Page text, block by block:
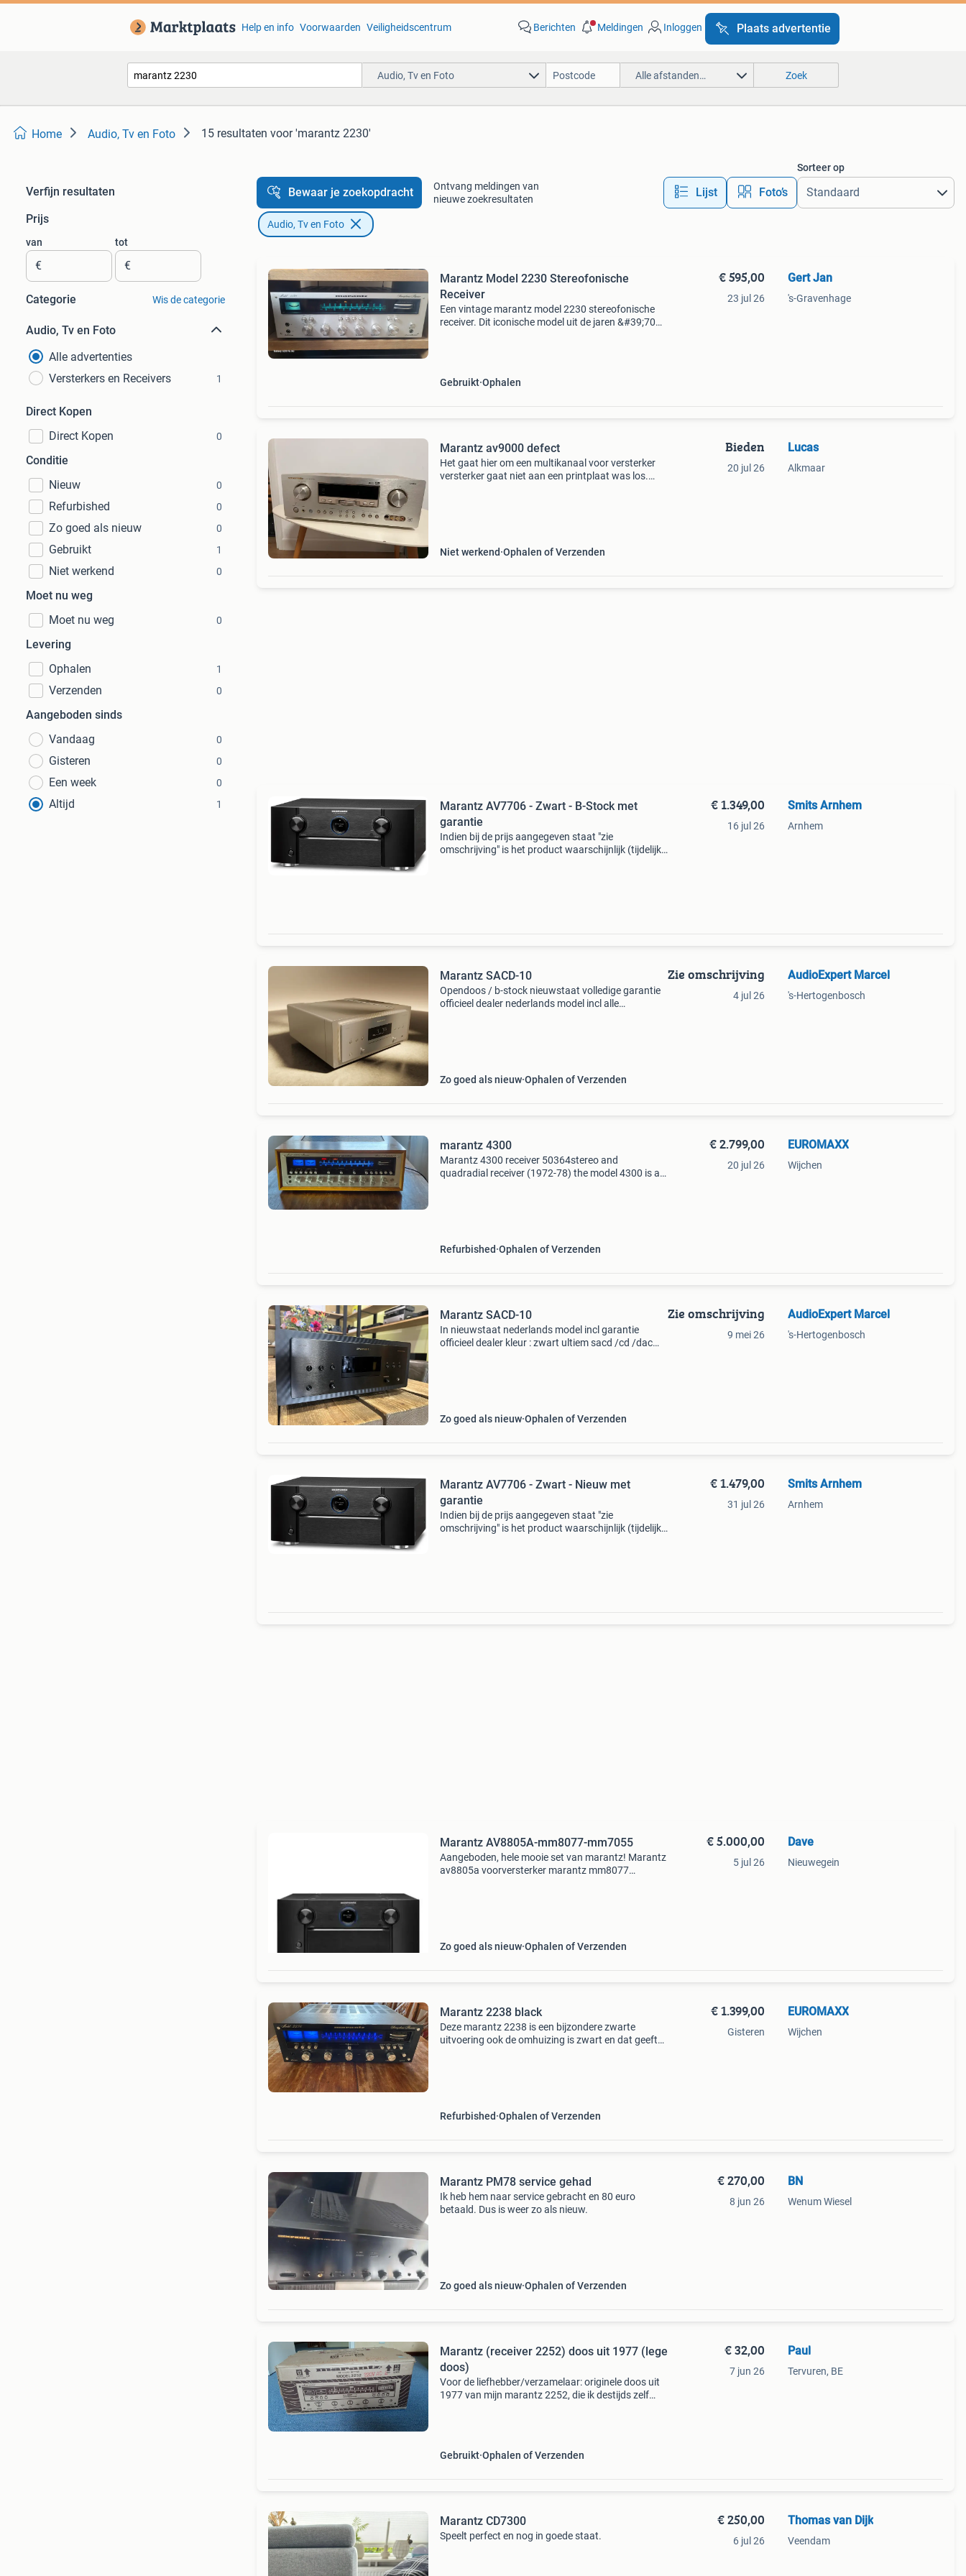
Help en info Voorwaarden Veiligheidscentrum Berichten Meldingen Inloggen Plaats advertentie
Audio, Tv en Foto Alle afstanden… Zoek
Home Audio, Tv en Foto 15 resultaten voor 'marantz 2230'
Verfijn resultaten
Prijs
van
€
tot
€
Categorie Wis de categorie
Audio, Tv en Foto
Alle advertenties
Versterkers en Receivers
1
Direct Kopen
Direct Kopen
0
Conditie
Nieuw
0
Refurbished 0
Zo goed als nieuw 0
Gebruikt 1
Niet werkend 0
Moet nu weg
Moet nu weg
0
Levering
Ophalen
1
Verzenden 0
Aangeboden sinds
Vandaag
0
Gisteren 0
Een week 0
Altijd 1
Bewaar je zoekopdracht
Ontvang meldingen van
nieuwe zoekresultaten
Lijst Foto’s
Sorteer op
Audio, Tv en Foto
Marantz Model 2230 Stereofonische
Receiver
Een vintage marantz model 2230 stereofonische
receiver. Dit iconische model uit de jaren &#39;70
Gebruikt Ophalen
€ 595,00
23 jul 26
Gert Jan
's-Gravenhage
Marantz av9000 defect
Het gaat hier om een multikanaal voor versterker
versterker gaat niet aan een printplaat was los.
Niet werkend Ophalen of Verzenden
Bieden
20 jul 26
Lucas
Alkmaar
Marantz AV7706 - Zwart - B-Stock met
garantie
Indien bij de prijs aangegeven staat "zie
omschrijving" is het product waarschijnlijk (tijdelijk)
€ 1.349,00
16 jul 26
Smits Arnhem
Arnhem
Marantz SACD-10
Opendoos / b-stock nieuwstaat volledige garantie
officieel dealer nederlands model incl alle
Zo goed als nieuw Ophalen of Verzenden
Zie omschrijving
4 jul 26
AudioExpert Marcel
's-Hertogenbosch
marantz 4300
Marantz 4300 receiver 50364stereo and
quadradial receiver (1972-78) the model 4300 is a
Refurbished Ophalen of Verzenden
€ 2.799,00
20 jul 26
EUROMAXX
Wijchen
Marantz SACD-10
In nieuwstaat nederlands model incl garantie
officieel dealer kleur : zwart ultiem sacd /cd /dac
Zo goed als nieuw Ophalen of Verzenden
Zie omschrijving
9 mei 26
AudioExpert Marcel
's-Hertogenbosch
Marantz AV7706 - Zwart - Nieuw met
garantie
Indien bij de prijs aangegeven staat "zie
omschrijving" is het product waarschijnlijk (tijdelijk)
€ 1.479,00
31 jul 26
Smits Arnhem
Arnhem
Marantz AV8805A-mm8077-mm7055
Aangeboden, hele mooie set van marantz! Marantz
av8805a voorversterker marantz mm8077
Zo goed als nieuw Ophalen of Verzenden
€ 5.000,00
5 jul 26
Dave
Nieuwegein
Marantz 2238 black
Deze marantz 2238 is een bijzondere zwarte
uitvoering ook de omhuizing is zwart en dat geeft
Refurbished Ophalen of Verzenden
€ 1.399,00
Gisteren
EUROMAXX
Wijchen
Marantz PM78 service gehad
Ik heb hem naar service gebracht en 80 euro
betaald. Dus is weer zo als nieuw.
Zo goed als nieuw Ophalen of Verzenden
€ 270,00
8 jun 26
BN
Wenum Wiesel
Marantz (receiver 2252) doos uit 1977 (lege
doos)
Voor de liefhebber/verzamelaar: originele doos uit
1977 van mijn marantz 2252, die ik destijds zelf
Gebruikt Ophalen of Verzenden
€ 32,00
7 jun 26
Paul
Tervuren, BE
Marantz CD7300
Speelt perfect en nog in goede staat.
€ 250,00
6 jul 26
Thomas van Dijk
Veendam